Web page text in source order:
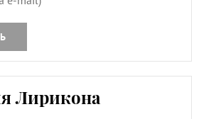
Лирикона